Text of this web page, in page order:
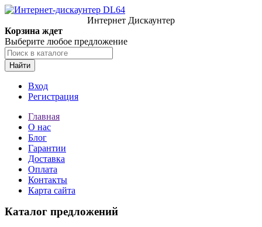
Интернет Дискаунтер
Корзина ждет
Выберите любое предложение
Найти
Вход
Регистрация
Главная
О нас
Блог
Гарантии
Доставка
Оплата
Контакты
Карта сайта
Каталог предложений